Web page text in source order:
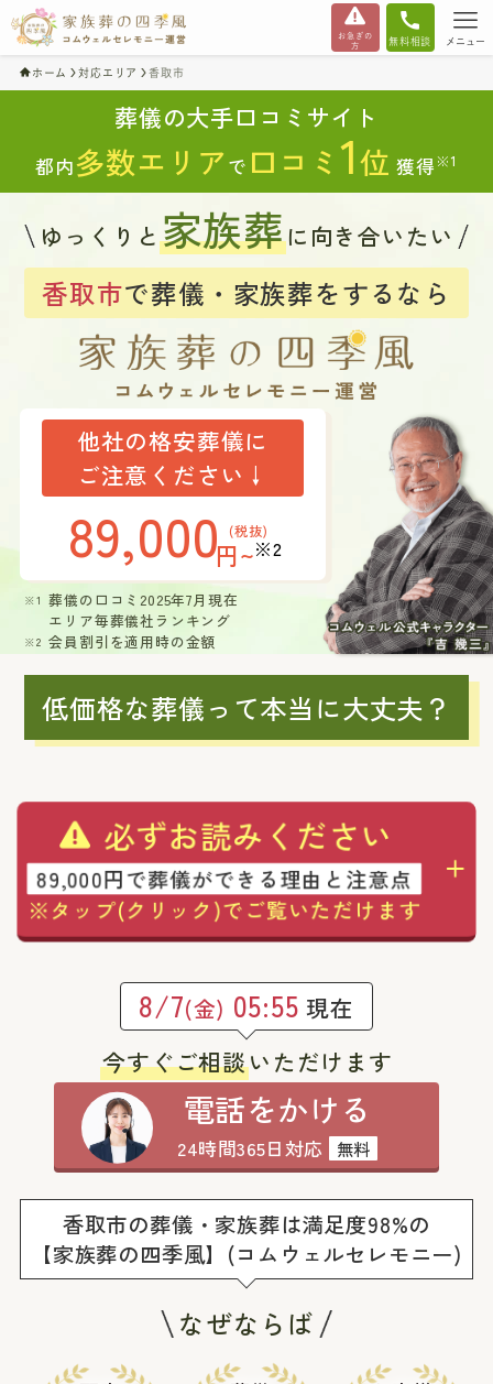
お急ぎの
方
無料相談 メニュー
ホーム 対応エリア 香取市
葬儀の大手口コミサイト
都内多数エリア で 口コミ 1位 獲得※1
ゆっくりと家族葬に向き合いたい
香取市で葬儀・家族葬をするなら
他社の格安葬儀に
ご注意ください↓
89,000 (税抜)
円~※2
葬儀の口コミ2025年7月現在
エリア毎葬儀社ランキング
会員割引を適用時の金額
低価格な葬儀って本当に大丈夫？
必ずお読みください
89,000円で葬儀ができる理由と注意点
※タップ(クリック)でご覧いただけます
8/7(金) 05:55 現在
今すぐご相談いただけます
電話をかける
24時間365日対応 無料
香取市の葬儀・家族葬は満足度98%の
【家族葬の四季風】(コムウェルセレモニー)
なぜならば